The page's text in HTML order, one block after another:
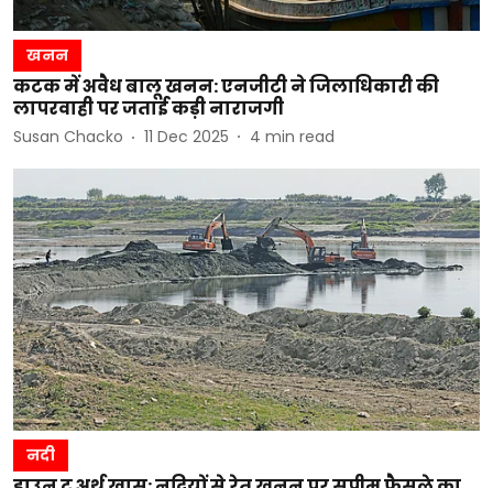
खनन
कटक में अवैध बालू खनन: एनजीटी ने जिलाधिकारी की
लापरवाही पर जताई कड़ी नाराजगी
Susan Chacko 11 Dec 2025 4 min read
नदी